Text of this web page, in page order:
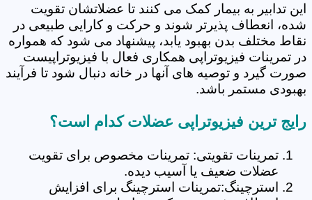
این تدابیر به بیمار کمک می کنند تا عضلاتشان تقویت
شده، انعطاف پذیرتر شوند و حرکت و کارایی طبیعی در
نقاط مختلف بدن بهبود یابد، پیشنهاد می شود که همواره
در تمرینات فیزیوتراپی همکاری فعال با فیزیوتراپیست
صورت گیرد و توصیه های آنها در خانه دنبال شود تا فرآیند
بهبودی مستمر باشد.
رایج ترین فیزیوتراپی عضلات کدام است؟
تمرینات تقویتی: تمرینات مخصوص برای تقویت
عضلات ضعیف یا آسیب دیده.
استرچینگ:تمرینات استرچینگ برای افزایش